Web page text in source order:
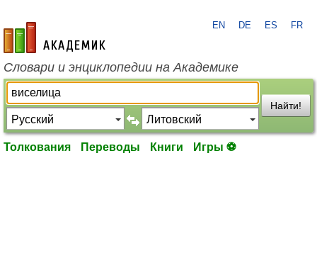
academic.ru
EN DE ES FR
Словари и энциклопедии на Академике
Найти!
Толкования Переводы Книги Игры ⚽